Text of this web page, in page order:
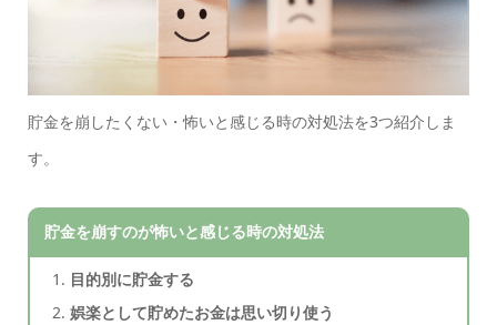
貯金を崩したくない・怖いと感じる時の対処法を3つ紹介しま
す。
貯金を崩すのが怖いと感じる時の対処法
目的別に貯金する
娯楽として貯めたお金は思い切り使う